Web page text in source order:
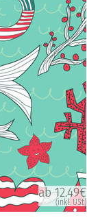
ab 12.49€
(inkl. USt)